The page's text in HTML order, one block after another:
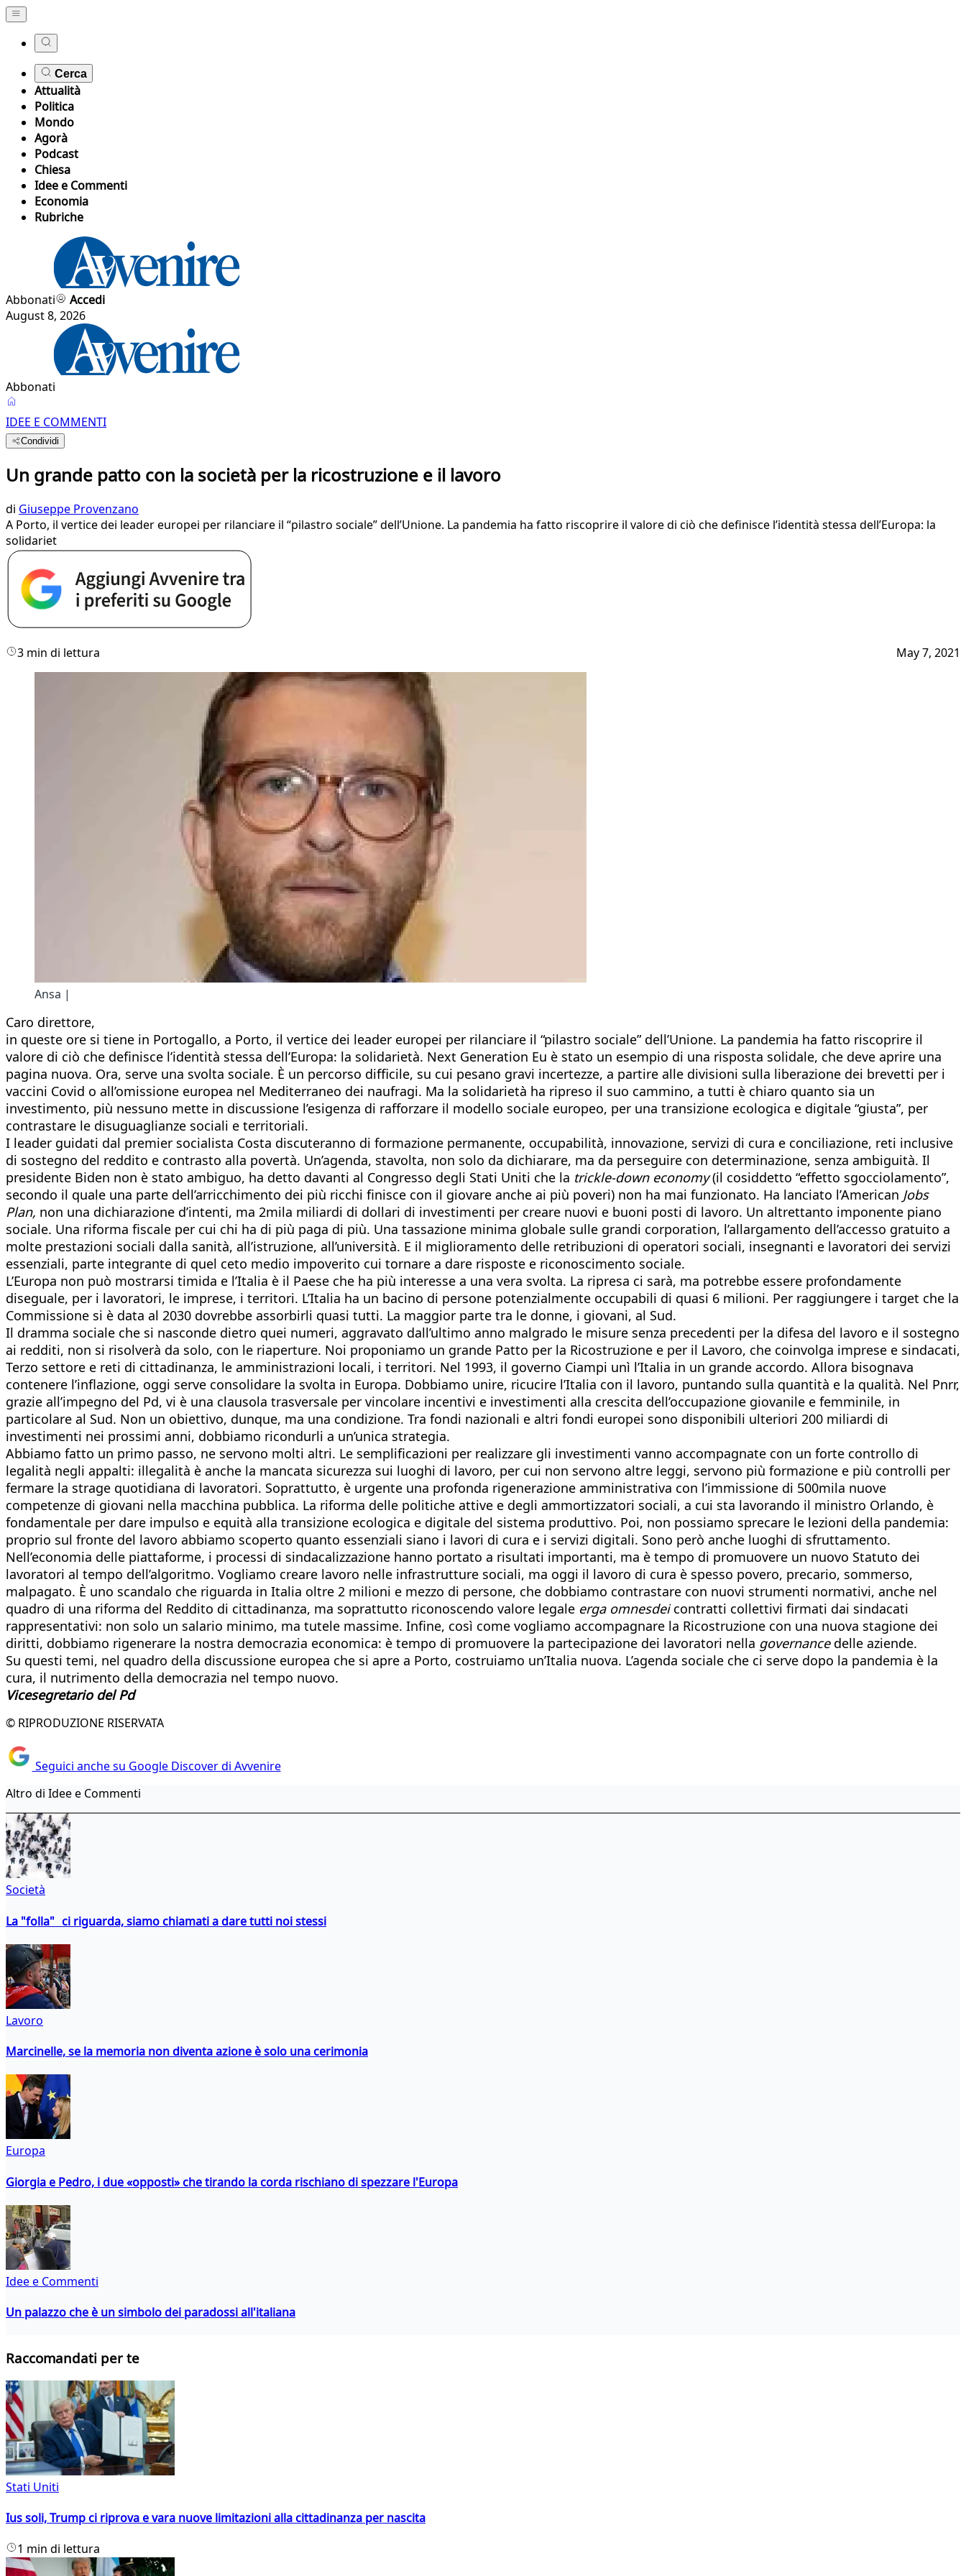
Cerca
Attualità
Politica
Mondo
Agorà
Podcast
Chiesa
Idee e Commenti
Economia
Rubriche
Abbonati
Accedi
August 8, 2026
Abbonati
IDEE E COMMENTI
Condividi
Un grande patto con la società per la ricostruzione e il lavoro
di Giuseppe Provenzano
A Porto, il vertice dei leader europei per rilanciare il “pilastro sociale” dell’Unione. La pandemia ha fatto riscoprire il valore di ciò che definisce l’identità stessa dell’Europa: la
solidariet
3 min di lettura May 7, 2021
Ansa |
Caro direttore,
in queste ore si tiene in Portogallo, a Porto, il vertice dei leader europei per rilanciare il “pilastro sociale” dell’Unione. La pandemia ha fatto riscoprire il
valore di ciò che definisce l’identità stessa dell’Europa: la solidarietà. Next Generation Eu è stato un esempio di una risposta solidale, che deve aprire una
pagina nuova. Ora, serve una svolta sociale. È un percorso difficile, su cui pesano gravi incertezze, a partire alle divisioni sulla liberazione dei brevetti per i
vaccini Covid o all’omissione europea nel Mediterraneo dei naufragi. Ma la solidarietà ha ripreso il suo cammino, a tutti è chiaro quanto sia un
investimento, più nessuno mette in discussione l’esigenza di rafforzare il modello sociale europeo, per una transizione ecologica e digitale “giusta”, per
contrastare le disuguaglianze sociali e territoriali.
I leader guidati dal premier socialista Costa discuteranno di formazione permanente, occupabilità, innovazione, servizi di cura e conciliazione, reti inclusive
di sostegno del reddito e contrasto alla povertà. Un’agenda, stavolta, non solo da dichiarare, ma da perseguire con determinazione, senza ambiguità. Il
presidente Biden non è stato ambiguo, ha detto davanti al Congresso degli Stati Uniti che la trickle-down economy(il cosiddetto “effetto sgocciolamento”,
secondo il quale una parte dell’arricchimento dei più ricchi finisce con il giovare anche ai più poveri) non ha mai funzionato. Ha lanciato l’American Jobs
Plan, non una dichiarazione d’intenti, ma 2mila miliardi di dollari di investimenti per creare nuovi e buoni posti di lavoro. Un altrettanto imponente piano
sociale. Una riforma fiscale per cui chi ha di più paga di più. Una tassazione minima globale sulle grandi corporation, l’allargamento dell’accesso gratuito a
molte prestazioni sociali dalla sanità, all’istruzione, all’università. E il miglioramento delle retribuzioni di operatori sociali, insegnanti e lavoratori dei servizi
essenziali, parte integrante di quel ceto medio impoverito cui tornare a dare risposte e riconoscimento sociale.
L’Europa non può mostrarsi timida e l’Italia è il Paese che ha più interesse a una vera svolta. La ripresa ci sarà, ma potrebbe essere profondamente
diseguale, per i lavoratori, le imprese, i territori. L’Italia ha un bacino di persone potenzialmente occupabili di quasi 6 milioni. Per raggiungere i target che la
Commissione si è data al 2030 dovrebbe assorbirli quasi tutti. La maggior parte tra le donne, i giovani, al Sud.
Il dramma sociale che si nasconde dietro quei numeri, aggravato dall’ultimo anno malgrado le misure senza precedenti per la difesa del lavoro e il sostegno
ai redditi, non si risolverà da solo, con le riaperture. Noi proponiamo un grande Patto per la Ricostruzione e per il Lavoro, che coinvolga imprese e sindacati,
Terzo settore e reti di cittadinanza, le amministrazioni locali, i territori. Nel 1993, il governo Ciampi unì l’Italia in un grande accordo. Allora bisognava
contenere l’inflazione, oggi serve consolidare la svolta in Europa. Dobbiamo unire, ricucire l’Italia con il lavoro, puntando sulla quantità e la qualità. Nel Pnrr,
grazie all’impegno del Pd, vi è una clausola trasversale per vincolare incentivi e investimenti alla crescita dell’occupazione giovanile e femminile, in
particolare al Sud. Non un obiettivo, dunque, ma una condizione. Tra fondi nazionali e altri fondi europei sono disponibili ulteriori 200 miliardi di
investimenti nei prossimi anni, dobbiamo ricondurli a un’unica strategia.
Abbiamo fatto un primo passo, ne servono molti altri. Le semplificazioni per realizzare gli investimenti vanno accompagnate con un forte controllo di
legalità negli appalti: illegalità è anche la mancata sicurezza sui luoghi di lavoro, per cui non servono altre leggi, servono più formazione e più controlli per
fermare la strage quotidiana di lavoratori. Soprattutto, è urgente una profonda rigenerazione amministrativa con l’immissione di 500mila nuove
competenze di giovani nella macchina pubblica. La riforma delle politiche attive e degli ammortizzatori sociali, a cui sta lavorando il ministro Orlando, è
fondamentale per dare impulso e equità alla transizione ecologica e digitale del sistema produttivo. Poi, non possiamo sprecare le lezioni della pandemia:
proprio sul fronte del lavoro abbiamo scoperto quanto essenziali siano i lavori di cura e i servizi digitali. Sono però anche luoghi di sfruttamento.
Nell’economia delle piattaforme, i processi di sindacalizzazione hanno portato a risultati importanti, ma è tempo di promuovere un nuovo Statuto dei
lavoratori al tempo dell’algoritmo. Vogliamo creare lavoro nelle infrastrutture sociali, ma oggi il lavoro di cura è spesso povero, precario, sommerso,
malpagato. È uno scandalo che riguarda in Italia oltre 2 milioni e mezzo di persone, che dobbiamo contrastare con nuovi strumenti normativi, anche nel
quadro di una riforma del Reddito di cittadinanza, ma soprattutto riconoscendo valore legale erga omnesdeicontratti collettivi firmati dai sindacati
rappresentativi: non solo un salario minimo, ma tutele massime. Infine, così come vogliamo accompagnare la Ricostruzione con una nuova stagione dei
diritti, dobbiamo rigenerare la nostra democrazia economica: è tempo di promuovere la partecipazione dei lavoratori nella governancedelle aziende.
Su questi temi, nel quadro della discussione europea che si apre a Porto, costruiamo un’Italia nuova. L’agenda sociale che ci serve dopo la pandemia è la
cura, il nutrimento della democrazia nel tempo nuovo.
Vicesegretario del Pd
© RIPRODUZIONE RISERVATA
Seguici anche su Google Discover di Avvenire
Altro di Idee e Commenti
Società
La "folla" ci riguarda, siamo chiamati a dare tutti noi stessi
Lavoro
Marcinelle, se la memoria non diventa azione è solo una cerimonia
Europa
Giorgia e Pedro, i due «opposti» che tirando la corda rischiano di spezzare l'Europa
Idee e Commenti
Un palazzo che è un simbolo dei paradossi all'italiana
Raccomandati per te
Stati Uniti
Ius soli, Trump ci riprova e vara nuove limitazioni alla cittadinanza per nascita
1 min di lettura